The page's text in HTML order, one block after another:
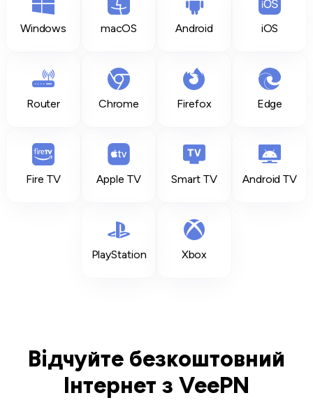
Windows macOS Android iOS
Router Chrome Firefox Edge
Fire TV Apple TV Smart TV Android TV
PlayStation Xbox
Відчуйте безкоштовний
Інтернет з VeePN